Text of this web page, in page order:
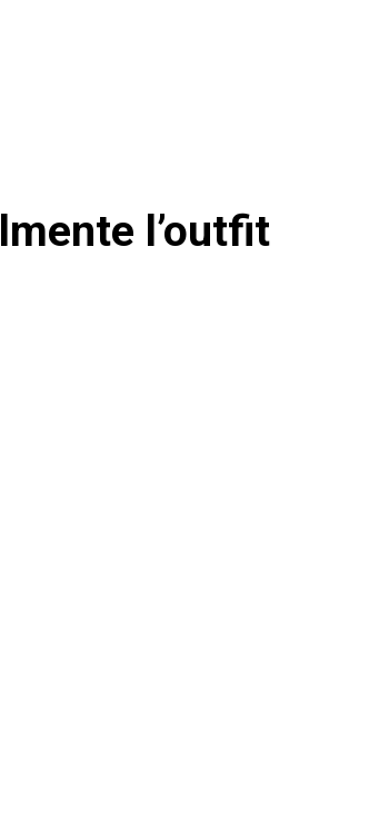
l’outfit